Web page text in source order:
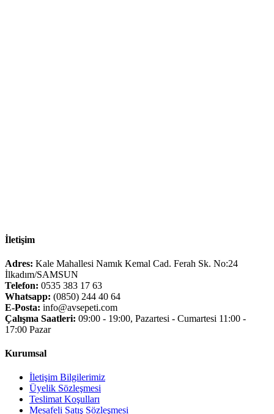
İletişim
Adres: Kale Mahallesi Namık Kemal Cad. Ferah Sk. No:24
İlkadım/SAMSUN
Telefon: 0535 383 17 63
Whatsapp: (0850) 244 40 64
E-Posta: info@avsepeti.com
Çalışma Saatleri: 09:00 - 19:00, Pazartesi - Cumartesi 11:00 -
17:00 Pazar
Kurumsal
İletişim Bilgilerimiz
Üyelik Sözleşmesi
Teslimat Koşulları
Mesafeli Satış Sözleşmesi